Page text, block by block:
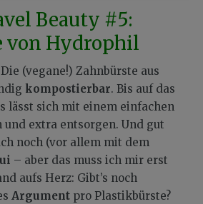
Beauty #5:
von Hydrophil
(vegane!) Zahnbürste aus
kompostierbar. Bis auf das
lässt sich mit einem einfachen
und extra entsorgen. Und gut
noch (vor allem mit dem
– aber das muss ich mir erst
aufs Herz: Gibt’s noch
Argument pro Plastikbürste?